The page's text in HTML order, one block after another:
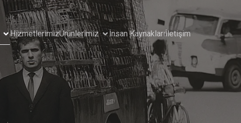
HizmetlerimizÜrünlerimiz İnsan Kaynaklarıİletişim